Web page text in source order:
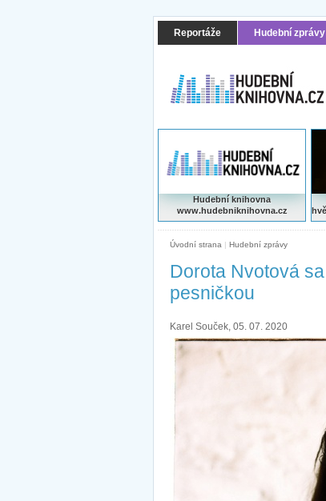
Reportáže Hudební zprávy
Hudební knihovna
www.hudebniknihovna.cz
Úvodní strana | Hudební zprávy
Dorota Nvotová
pesničkou
Karel Souček, 05. 07. 2020